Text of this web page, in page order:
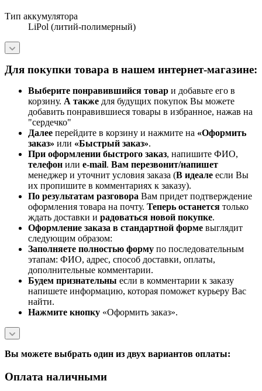
Тип аккумулятора
LiPol (литий-полимерный)
Для покупки товара в нашем интернет-магазине:
Выберите понравившийся товар и добавьте его в
корзину. А также для будущих покупок Вы можете
добавить понравившиеся товары в избранное, нажав на
"сердечко"
Далее перейдите в корзину и нажмите на «Оформить
заказ» или «Быстрый заказ».
При оформлении быстрого заказ, напишите ФИО,
телефон или e-mail. Вам перезвонит/напишет
менеджер и уточнит условия заказа (В идеале если Вы
их пропишите в комментариях к заказу).
По результатам разговора Вам придет подтверждение
оформления товара на почту. Теперь останется только
ждать доставки и радоваться новой покупке.
Оформление заказа в стандартной форме выглядит
следующим образом:
Заполняете полностью форму по последовательным
этапам: ФИО, адрес, способ доставки, оплаты,
дополнительные комментарии.
Будем признательны если в комментарии к заказу
напишете информацию, которая поможет курьеру Вас
найти.
Нажмите кнопку «Оформить заказ».
Вы можете выбрать один из двух вариантов оплаты:
Оплата наличными